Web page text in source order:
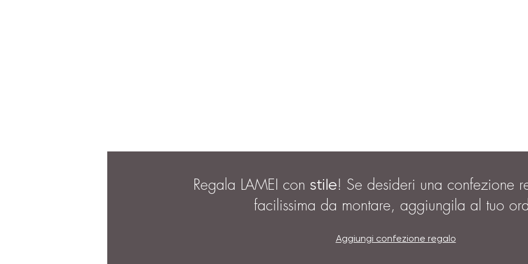
Regala LAMEI con stile! Se desideri una confezione
facilissima da montare, aggiungila al tuo
Aggiungi confezione regalo